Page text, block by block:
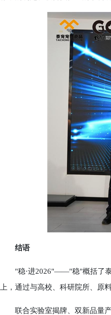
结语
"稳·进2026"——"稳"概括了泰
上，通过与高校、科研院所、原
联合实验室揭牌、双新品量产